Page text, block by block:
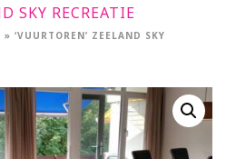
SKY RECREATIE
» ‘VUURTOREN’ ZEELAND SKY